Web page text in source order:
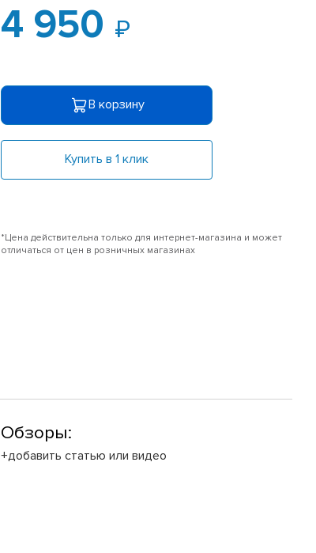
4 950
В корзину
Купить в 1 клик
*Цена действительна только для интернет-магазина и может
отличаться от цен в розничных магазинах
Обзоры:
+добавить статью или видео